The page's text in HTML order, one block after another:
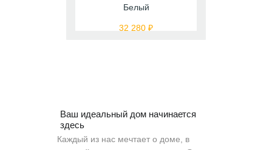
Белый
32 280 ₽
Ваш идеальный дом начинается
здесь
Каждый из нас мечтает о доме, в